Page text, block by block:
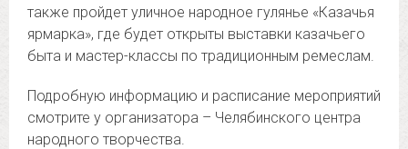
также пройдет уличное народное гулянье «Казачья
ярмарка», где будет открыты выставки казачьего
быта и мастер-классы по традиционным ремеслам.
Подробную информацию и расписание мероприятий
смотрите у организатора – Челябинского центра
народного творчества.